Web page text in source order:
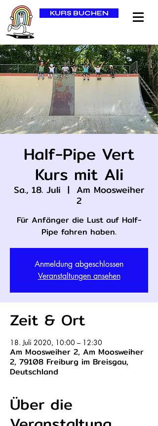
KURS BUCHEN
Half-Pipe Vert
Kurs mit Ali
Sa., 18. Juli
  |
Am Moosweiher
2
Für Anfänger die Lust auf Half-
Pipe fahren haben.
Anmeldung abgeschlossen
Veranstaltungen ansehen
Zeit & Ort
18. Juli 2020, 10:00 – 12:30
Am Moosweiher 2, Am Moosweiher
2, 79108 Freiburg im Breisgau,
Deutschland
Über die